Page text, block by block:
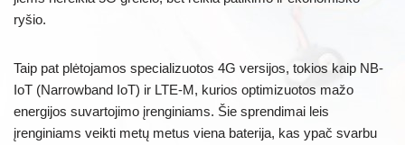
ryšio.
Taip pat plėtojamos specializuotos 4G versijos, tokios kaip NB-
IoT (Narrowband IoT) ir LTE-M, kurios optimizuotos mažo
energijos suvartojimo įrenginiams. Šie sprendimai leis
įrenginiams veikti metų metus viena baterija, kas ypač svarbu